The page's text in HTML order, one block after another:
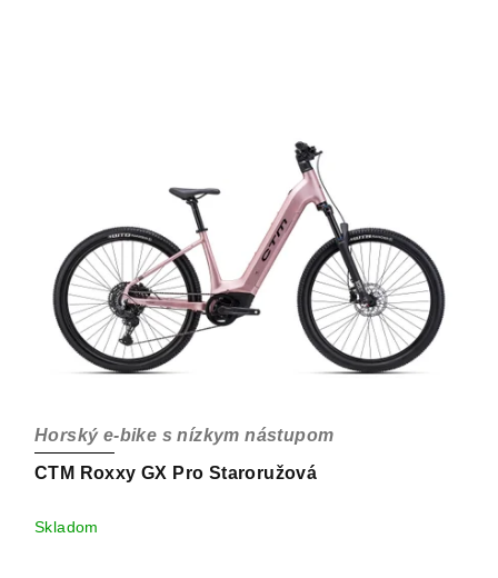
CTM Roxxy GX Pro Staroružová
Horský e-bike s nízkym nástupom
Skladom